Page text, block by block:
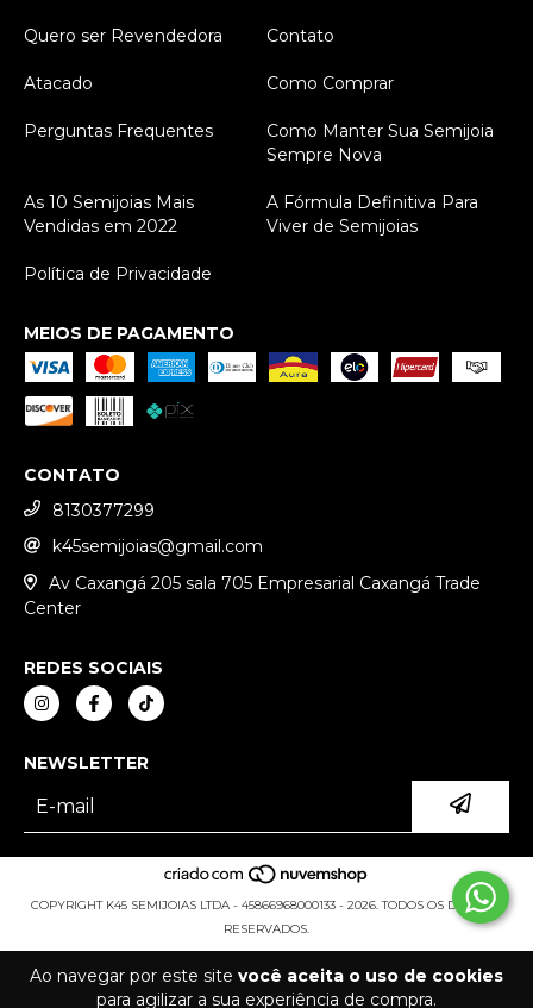
Ao navegar por este site você aceita o uso de cookies
para agilizar a sua experiência de compra.
Quero ser Revendedora Contato
Atacado Como Comprar
Perguntas Frequentes
Como Manter Sua Semijoia
Sempre Nova
As 10 Semijoias Mais
Vendidas em 2022
A Fórmula Definitiva Para
Viver de Semijoias
Política de Privacidade
MEIOS DE PAGAMENTO
CONTATO
8130377299
k45semijoias@gmail.com
Av Caxangá 205 sala 705 Empresarial Caxangá Trade
Center
REDES SOCIAIS
NEWSLETTER
COPYRIGHT K45 SEMIJOIAS LTDA - 45866968000133 - 2026. TODOS OS DIREITOS
RESERVADOS.